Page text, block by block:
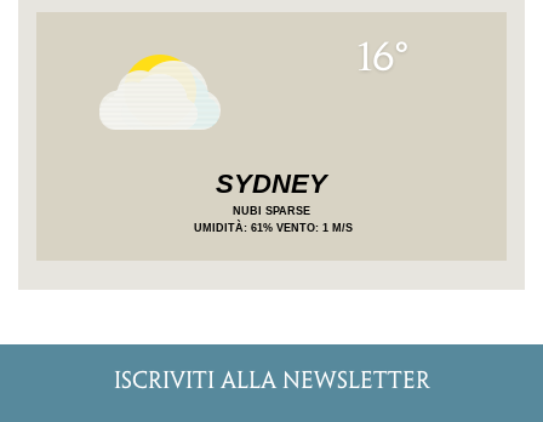
16°
SYDNEY
NUBI SPARSE
UMIDITÀ: 61% VENTO: 1 M/S
ISCRIVITI ALLA NEWSLETTER